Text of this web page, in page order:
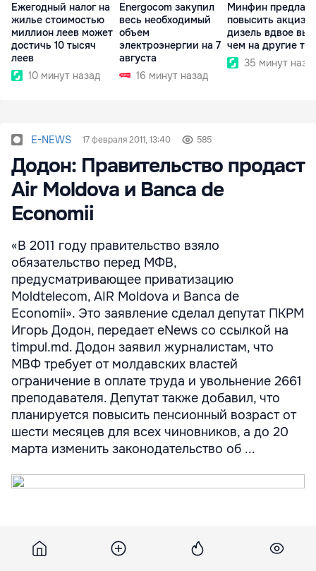
Ежегодный налог на
жилье стоимостью
миллион леев может
достичь 10 тысяч
леев
10 минут назад
Energocom закупил
весь необходимый
объем
электроэнергии на 7
августа
16 минут назад
Минфин
повысить акциз
дизель вдвое
чем на другие
35 минут
E-NEWS 17 февраля 2011, 13:40 585
Додон: Правительство продаст
Air Moldova и Banca de
Economii
«В 2011 году правительство взяло
обязательство перед МФВ,
предусматривающее приватизацию
Moldtelecom, AIR Moldova и Banca de
Economii». Это заявление сделал депутат ПКРМ
Игорь Додон, передает eNews со ссылкой на
timpul.md. Додон заявил журналистам, что
МВФ требует от молдавских властей
ограничение в оплате труда и увольнение 2661
преподавателя. Депутат также добавил, что
планируется повысить пенсионный возраст от
шести месяцев для всех чиновников, а до 20
марта изменить законодательство об ...
обязательство перед МФВ,